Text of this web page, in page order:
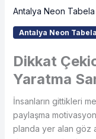
Antalya Neon Tabela
Antalya Neon Tabela
Dikkat
Yaratma
İnsanların gittikleri
paylaşma
planda yer alan göz